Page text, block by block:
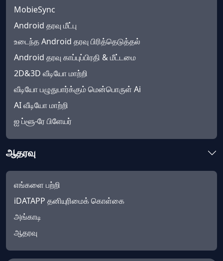
MobieSync
Android தரவு மீட்பு
உடைந்த Android தரவு பிரித்தெடுத்தல்
Android தரவு காப்புப்பிரதி & மீட்டமை
2D&3D வீடியோ மாற்றி
வீடியோ பழுதுபார்க்கும் மென்பொருள் Ai
AI வீடியோ மாற்றி
ஐ ப்ளூ-ரே பிளேயர்
ஆதரவு
எங்களை பற்றி
iDATAPP தனியுரிமைக் கொள்கை
அங்காடி
ஆதரவு